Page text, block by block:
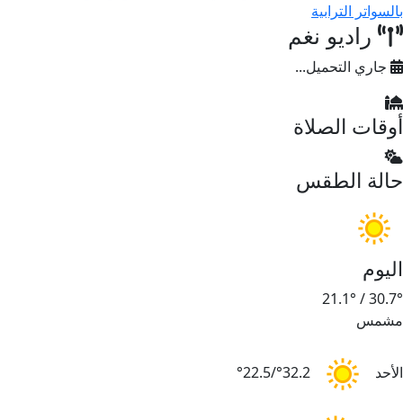
بالسواتر الترابية
راديو نغم
جاري التحميل...
أوقات الصلاة
حالة الطقس
اليوم
30.7°
/
21.1°
مشمس
الأحد 32.2°/22.5°